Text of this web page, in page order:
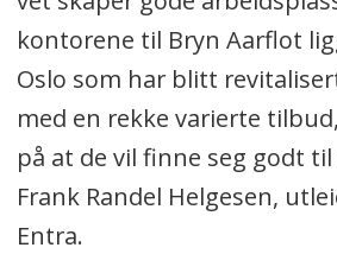
kontorene til Bryn Aarflot
Oslo som har blitt
med en rekke varierte
på at de vil finne seg godt
Frank Randel Helgesen,
Entra.